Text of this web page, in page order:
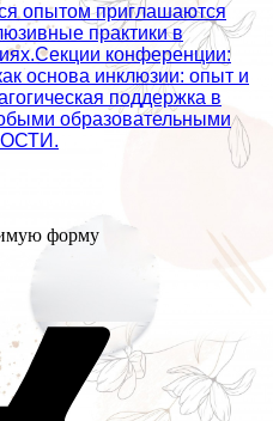
опытом приглашаются
практики в
конференции:
основа инклюзии: опыт и
поддержка в
образовательными
форму